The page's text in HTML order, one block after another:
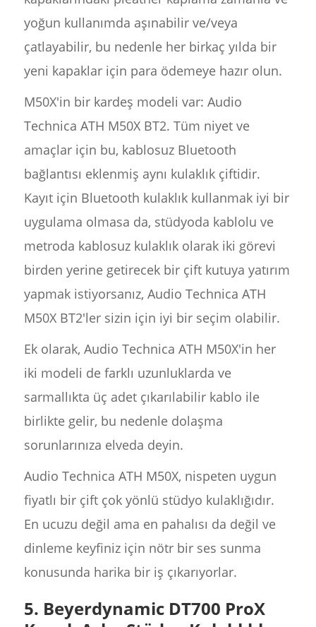
yoğun kullanımda aşınabilir ve/veya
çatlayabilir, bu nedenle her birkaç yılda bir
yeni kapaklar için para ödemeye hazır olun.
M50X'in bir kardeş modeli var: Audio
Technica ATH M50X BT2. Tüm niyet ve
amaçlar için bu, kablosuz Bluetooth
bağlantısı eklenmiş aynı kulaklık çiftidir.
Kayıt için Bluetooth kulaklık kullanmak iyi bir
uygulama olmasa da, stüdyoda kablolu ve
metroda kablosuz kulaklık olarak iki görevi
birden yerine getirecek bir çift kutuya yatırım
yapmak istiyorsanız, Audio Technica ATH
M50X BT2'ler sizin için iyi bir seçim olabilir.
Ek olarak, Audio Technica ATH M50X'in her
iki modeli de farklı uzunluklarda ve
sarmallıkta üç adet çıkarılabilir kablo ile
birlikte gelir, bu nedenle dolaşma
sorunlarınıza elveda deyin.
Audio Technica ATH M50X, nispeten uygun
fiyatlı bir çift çok yönlü stüdyo kulaklığıdır.
En ucuzu değil ama en pahalısı da değil ve
dinleme keyfiniz için nötr bir ses sunma
konusunda harika bir iş çıkarıyorlar.
5. Beyerdynamic DT700 ProX